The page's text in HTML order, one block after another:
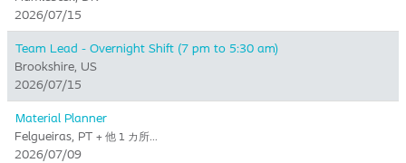
2026/07/15
Team Lead - Overnight Shift (7 pm to 5:30 am)
Brookshire, US
2026/07/15
Material Planner
Felgueiras, PT + 他 1 カ所…
2026/07/09